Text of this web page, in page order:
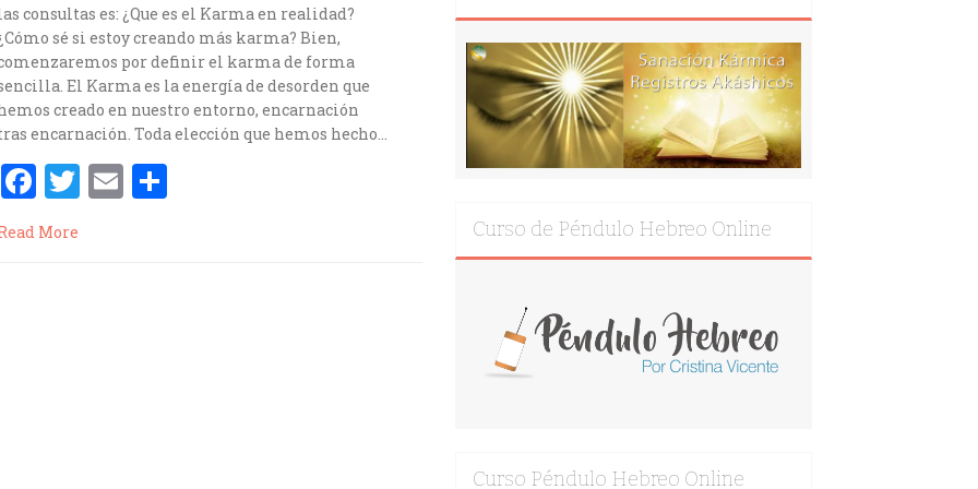
o
k
ti
r
consultas es: ¿Que es el Karma en realidad?
sé si estoy creando más karma? Bien,
por definir el karma de forma
El Karma es la energía de desorden que
creado en nuestro entorno, encarnación
encarnación. Toda elección que hemos hecho…
F
a
ce
T E
More Curso de Péndulo Hebreo Online
Curso Péndulo Hebreo Online